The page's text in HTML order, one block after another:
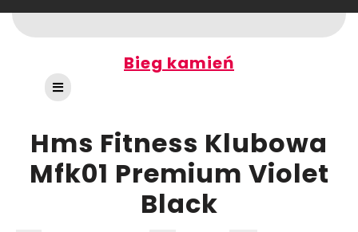
to
content
Bieg kamień
Open
Button
Hms Fitness Klubowa
Mfk01 Premium Violet
Black